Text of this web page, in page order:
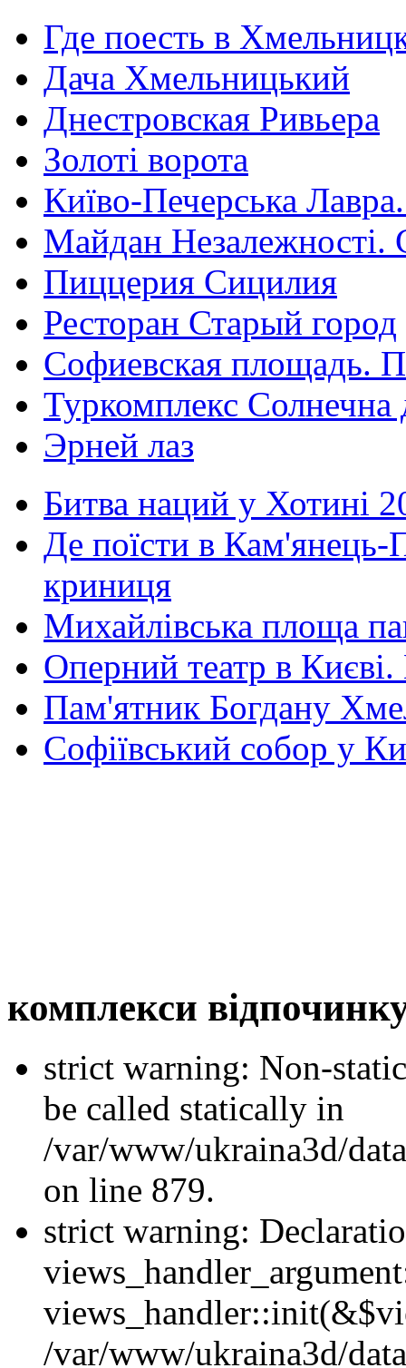
Где поесть в
Дача Хмельницький
Днестровская Ривьера
Золоті ворота
Київо-Печерська
Майдан Незалежності.
Пиццерия Сицилия
Ресторан Старый город
Софиевская площадь.
Туркомплекс Солнечна
Эрней лаз
Битва наций у Хотині
Де поїсти в Кам'янець-
криниця
Михайлівська площа
Оперний театр в
Пам'ятник Богдану
Софіївський собор у
комплекси
strict warning: Non-
be called statically in
/var/www/ukraina3d/
on line 879.
strict warning:
/var/www/ukraina3d/